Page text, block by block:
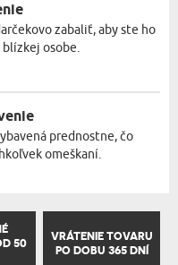
zabaliť, aby ste ho
osobe.
prednostne, čo
omeškaní.
50
VRÁTENIE TOVARU
PO DOBU 365 DNÍ